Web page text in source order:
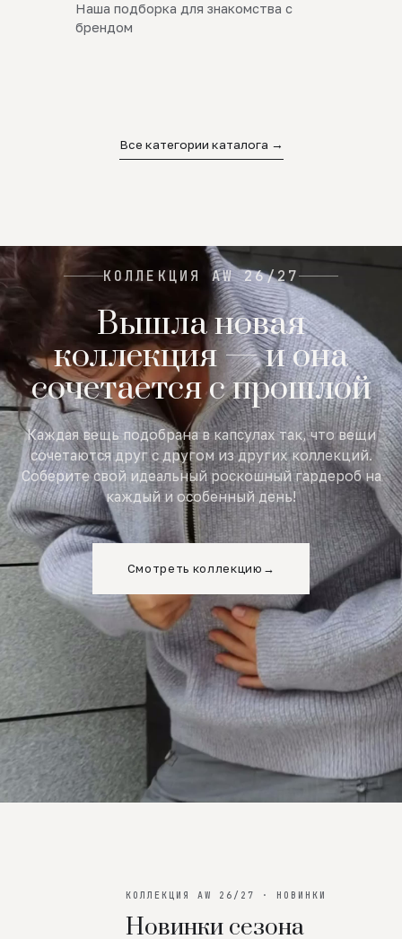
Наша подборка для знакомства с
брендом
Новинки
SALE
Все категории каталога →
КОЛЛЕКЦИЯ AW 26/27
Вышла новая
коллекция — и она
сочетается с прошлой
Каждая вещь подобрана в капсулах так, что вещи
сочетаются друг с другом из других коллекций.
Соберите свой идеальный роскошный гардероб на
каждый и особенный день!
Смотреть коллекцию →
КОЛЛЕКЦИЯ AW 26/27 · НОВИНКИ
Новинки сезона